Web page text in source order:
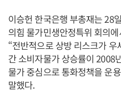
이승헌 한국은행 부총재는 28
의힘 물가민생안정특위 회의
“전반적으로 상방 리스크가 우
간 소비자물가 상승률이 2008
물가 중심으로 통화정책을 운
말했다.